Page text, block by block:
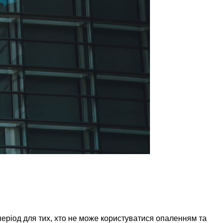
для тих, хто не може користуватися опаленням та